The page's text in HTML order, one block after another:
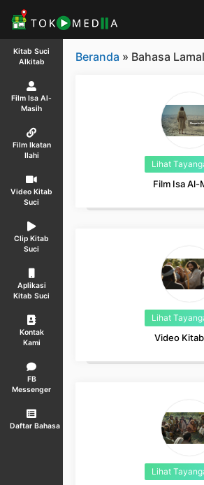
Kitab Suci
Alkitab
Film Isa Al-
Masih
Film Ikatan
Ilahi
Video Kitab
Suci
Clip Kitab
Suci
Aplikasi
Kitab Suci
Kontak
Kami
FB
Messenger
Daftar Bahasa
Beranda » Bahasa
Lihat
Film Isa Al-
Lihat
Video
Lihat